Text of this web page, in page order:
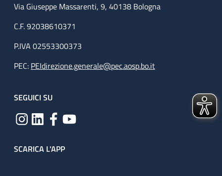
Via Giuseppe Massarenti, 9, 40138 Bologna
C.F. 92038610371
P.IVA 02553300373
PEC: PEIdirezione.generale@pec.aosp.bo.it
SEGUICI SU
SCARICA L'APP